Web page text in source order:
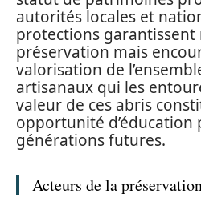
autorités locales et
protections
préservation mais
valorisation de
artisanaux qui les
valeur de ces abris
opportunité d’éducation
générations futures.
Acteurs de la